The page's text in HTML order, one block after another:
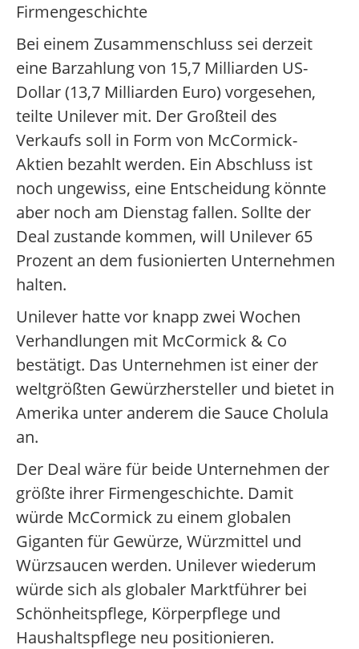
Firmengeschichte
Bei einem Zusammenschluss sei derzeit
eine Barzahlung von 15,7 Milliarden US-
Dollar (13,7 Milliarden Euro) vorgesehen,
teilte Unilever mit. Der Großteil des
Verkaufs soll in Form von McCormick-
Aktien bezahlt werden. Ein Abschluss ist
noch ungewiss, eine Entscheidung könnte
aber noch am Dienstag fallen. Sollte der
Deal zustande kommen, will Unilever 65
Prozent an dem fusionierten Unternehmen
halten.
Unilever hatte vor knapp zwei Wochen
Verhandlungen mit McCormick & Co
bestätigt. Das Unternehmen ist einer der
weltgrößten Gewürzhersteller und bietet in
Amerika unter anderem die Sauce Cholula
an.
Der Deal wäre für beide Unternehmen der
größte ihrer Firmengeschichte. Damit
würde McCormick zu einem globalen
Giganten für Gewürze, Würzmittel und
Würzsaucen werden. Unilever wiederum
würde sich als globaler Marktführer bei
Schönheitspflege, Körperpflege und
Haushaltspflege neu positionieren.